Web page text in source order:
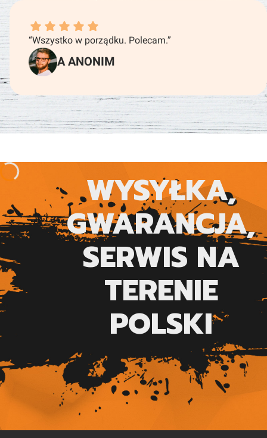
A ANONIM dał ocenę: 5
“Wszystko w porządku. Polecam.”
A ANONIM
WYSYŁKA,
GWARANCJA,
SERWIS NA
TERENIE
POLSKI